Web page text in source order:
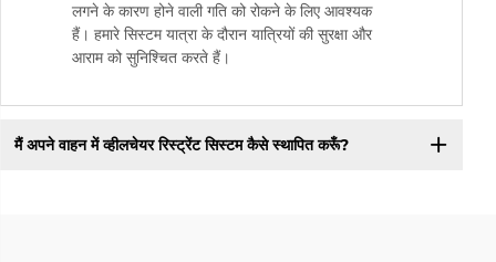
लगने के कारण होने वाली गति को रोकने के लिए आवश्यक
हैं। हमारे सिस्टम यात्रा के दौरान यात्रियों की सुरक्षा और
आराम को सुनिश्चित करते हैं।
मैं अपने वाहन में व्हीलचेयर रिस्ट्रेंट सिस्टम कैसे स्थापित करूँ?